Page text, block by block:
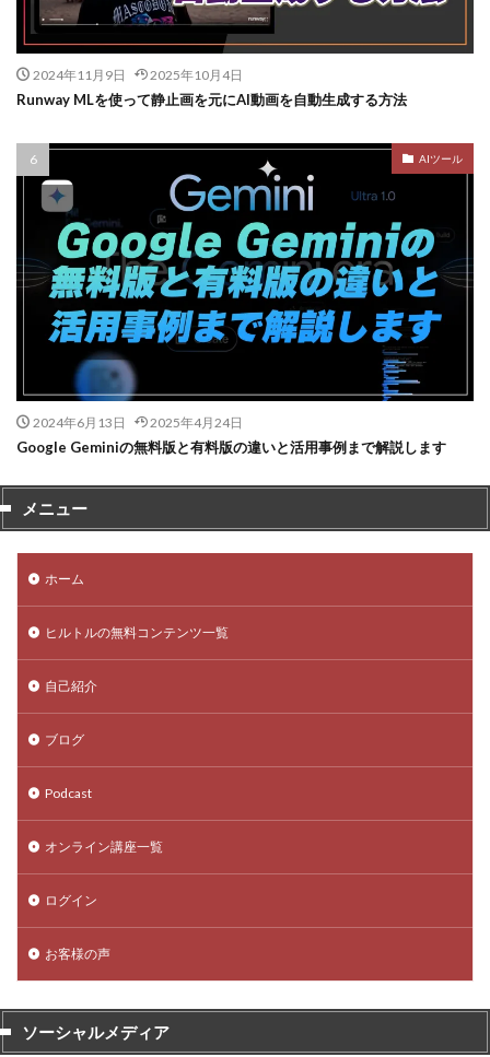
2024年11月9日 2025年10月4日
Runway MLを使って静止画を元にAI動画を自動生成する方法
AIツール
2024年6月13日 2025年4月24日
Google Geminiの無料版と有料版の違いと活用事例まで解説します
メニュー
ホーム
ヒルトルの無料コンテンツ一覧
自己紹介
ブログ
Podcast
オンライン講座一覧
ログイン
お客様の声
ソーシャルメディア